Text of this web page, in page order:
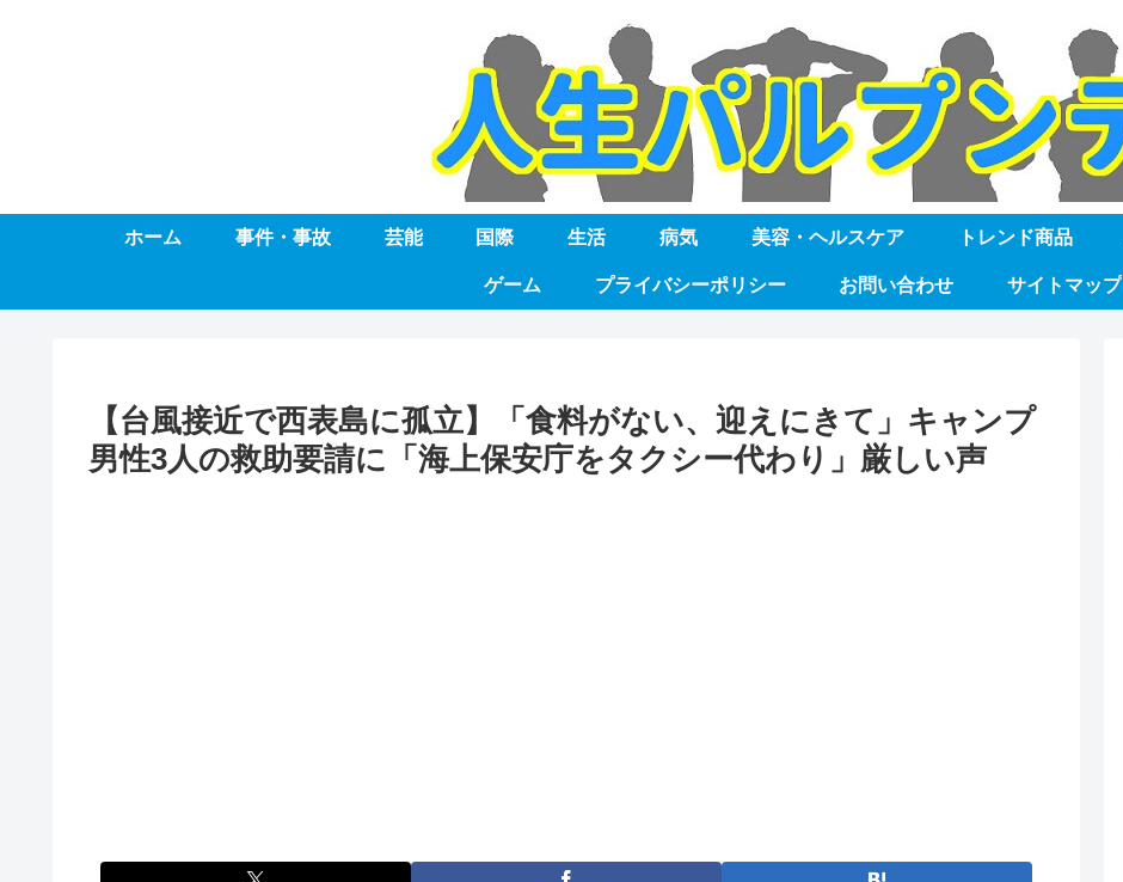
ホーム 事件・事故 芸能 国際 生活 病気 美容・ヘルスケア トレンド商品
ゲーム プライバシーポリシー お問い合わせ サイトマップ
【台風接近で西表島に孤立】「食料がない、迎えにきて」キャンプ
男性3人の救助要請に「海上保安庁をタクシー代わり」厳しい声